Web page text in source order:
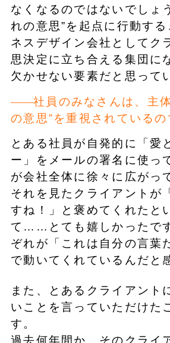
なくなるのではないでしょ
れの意思”を起点に行動す
ネスデザイン会社としてク
思決定に立ち合える集団に
欠かせない要素だと思って
社員のみなさんは、主
の意思”を重視されているの
とある社員が自発的に「愛
ー」をメールの署名に使っ
が会社全体に徐々に広がっ
それを見たクライアントが
すね！」と褒めてくれたと
て……とても嬉しかったで
ぞれが「これは自分の言葉
で動いてくれているんだと
また、とあるクライアント
いことを言っていただけた
す。
過去何年間か、そのクライ